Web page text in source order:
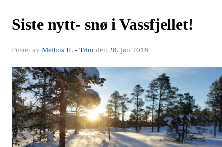
Siste nytt- snø i Vassfjellet!
Postet av Melhus IL - Trim den 28. jan 2016